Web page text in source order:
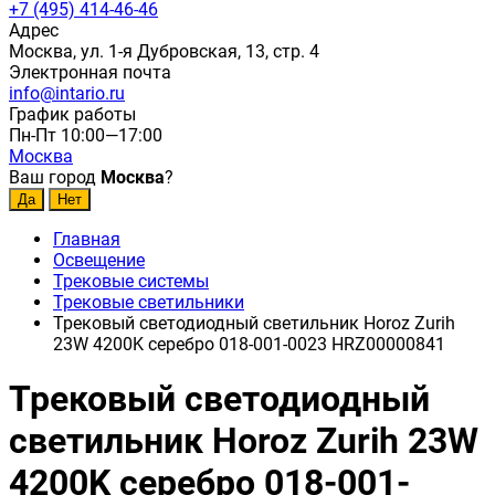
+7 (495) 414-46-46
Адрес
Москва, ул. 1-я Дубровская, 13, стр. 4
Электронная почта
info@intario.ru
График работы
Пн-Пт 10:00—17:00
Москва
Ваш город Москва?
Главная
Освещение
Трековые системы
Трековые светильники
Трековый светодиодный светильник Horoz Zurih
23W 4200K серебро 018-001-0023 HRZ00000841
Трековый светодиодный
светильник Horoz Zurih 23W
4200K серебро 018-001-